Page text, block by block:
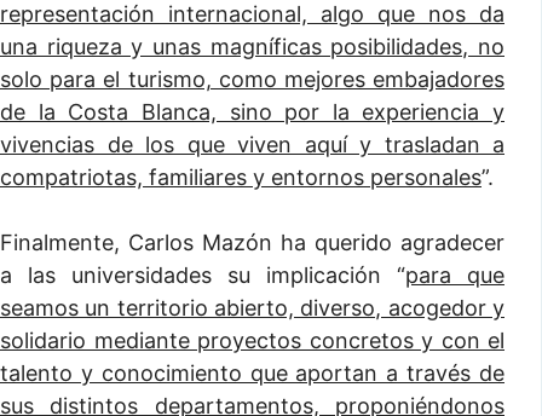
representación internacional, algo que nos da
una riqueza y unas magníficas posibilidades, no
solo para el turismo, como mejores embajadores
de la Costa Blanca, sino por la experiencia y
vivencias de los que viven aquí y trasladan a
compatriotas, familiares y entornos personales”.
Finalmente, Carlos Mazón ha querido agradecer
a las universidades su implicación “para que
seamos un territorio abierto, diverso, acogedor y
solidario mediante proyectos concretos y con el
talento y conocimiento que aportan a través de
sus distintos departamentos, proponiéndonos